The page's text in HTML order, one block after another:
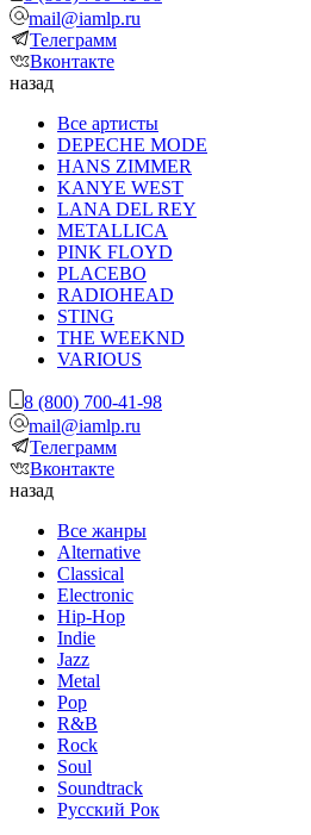
mail@iamlp.ru
Телеграмм
Вконтакте
назад
Все артисты
DEPECHE MODE
HANS ZIMMER
KANYE WEST
LANA DEL REY
METALLICA
PINK FLOYD
PLACEBO
RADIOHEAD
STING
THE WEEKND
VARIOUS
8 (800) 700-41-98
mail@iamlp.ru
Телеграмм
Вконтакте
назад
Все жанры
Alternative
Classical
Electronic
Hip-Hop
Indie
Jazz
Metal
Pop
R&B
Rock
Soul
Soundtrack
Русский Рок